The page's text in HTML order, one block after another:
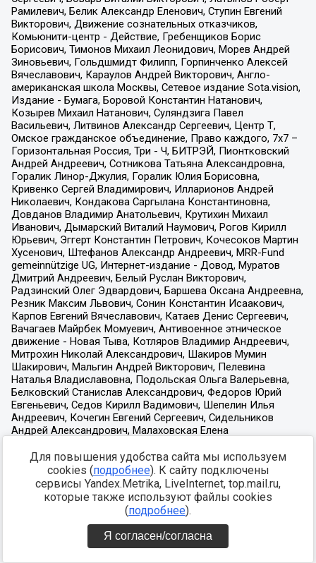
Для повышения удобства сайта мы используем
cookies (подробнее). К сайту подключены
сервисы Yandex.Metrika, LiveInternet, top.mail.ru,
которые также используют файлы cookies
(подробнее).
Я согласен/согласна